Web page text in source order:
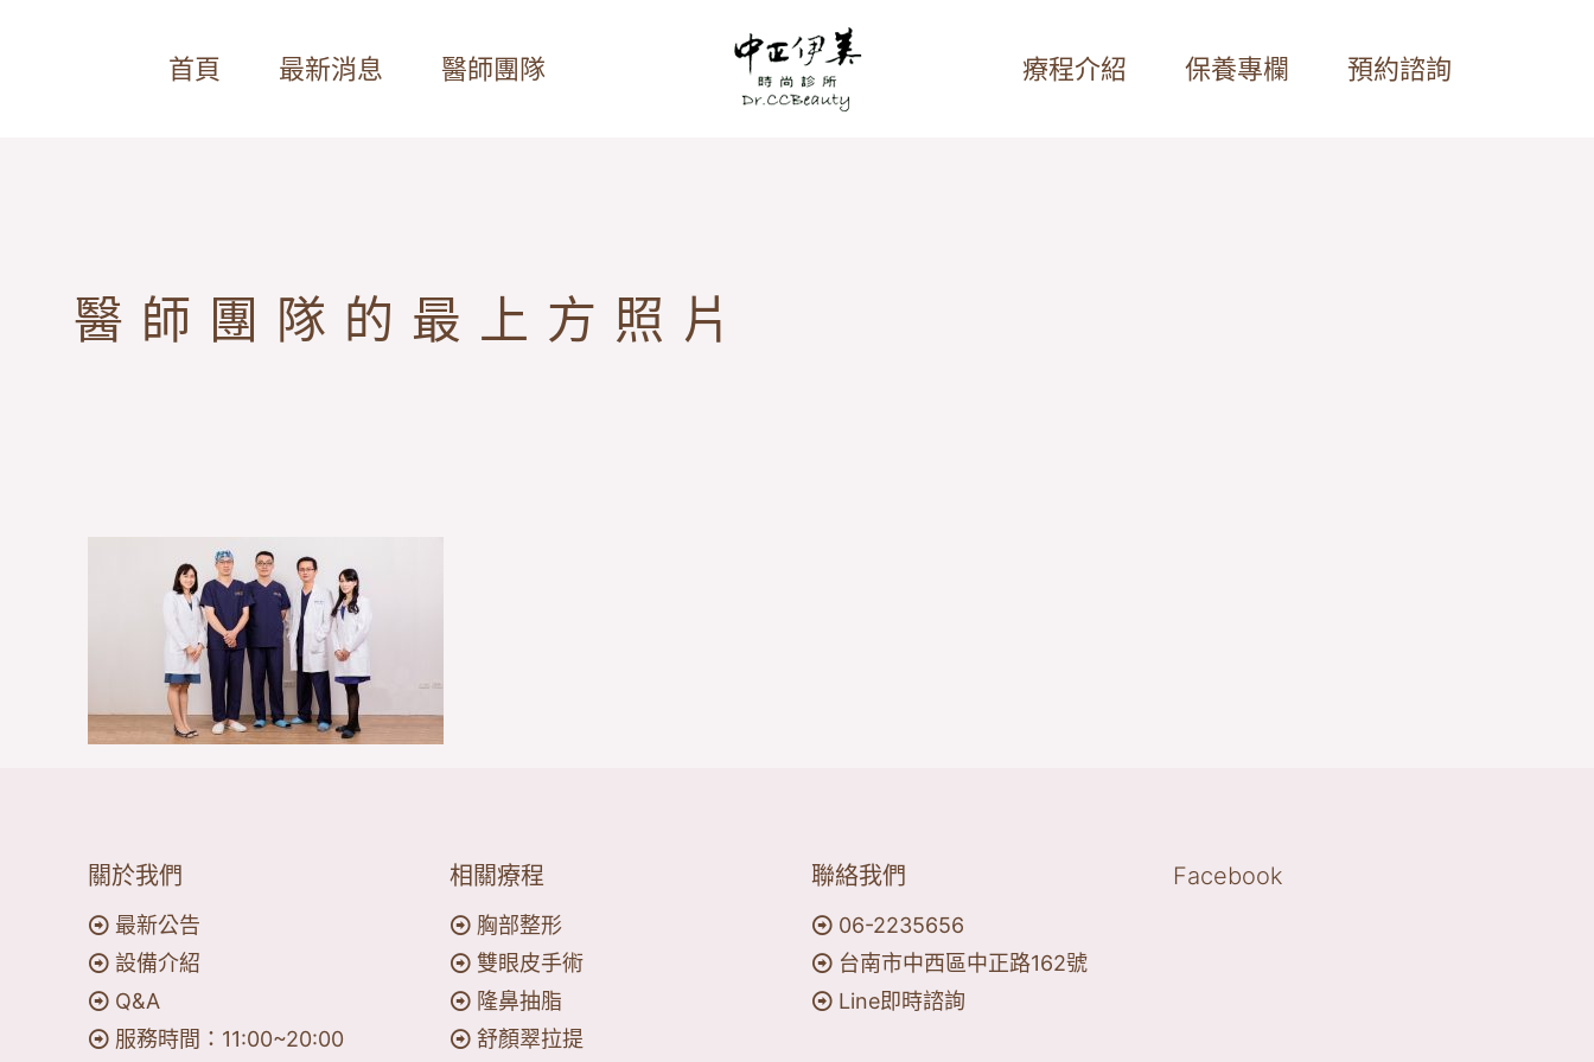
首頁 最新消息 醫師團隊 療程介紹 保養專欄 預約諮詢
醫師團隊的最上方照片
關於我們
最新公告
設備介紹
Q&A
服務時間：11:00~20:00
相關療程
胸部整形
雙眼皮手術
隆鼻抽脂
舒顏翠拉提
聯絡我們
06-2235656
台南市中西區中正路162號
Line即時諮詢
Facebook